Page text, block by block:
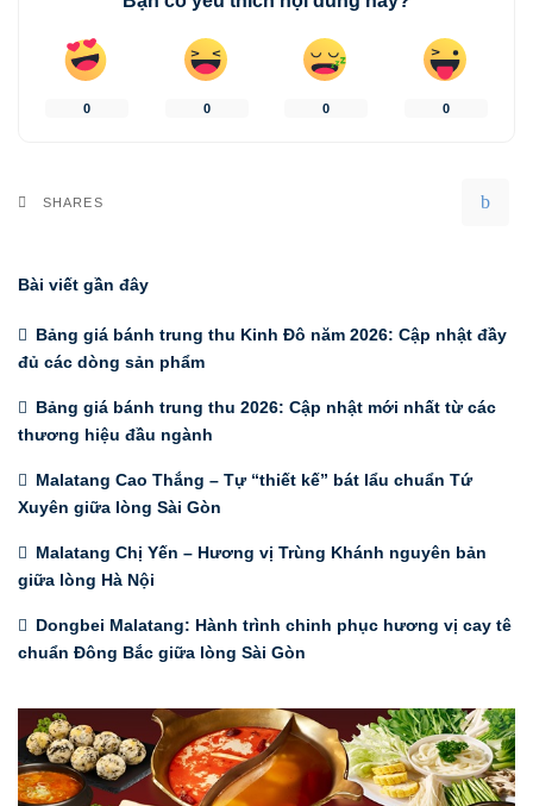
0 0 0 0
SHARES
Bài viết gần đây
Bảng giá bánh trung thu Kinh Đô năm 2026: Cập nhật đầy
đủ các dòng sản phẩm
Bảng giá bánh trung thu 2026: Cập nhật mới nhất từ các
thương hiệu đầu ngành
Malatang Cao Thắng – Tự “thiết kế” bát lẩu chuẩn Tứ
Xuyên giữa lòng Sài Gòn
Malatang Chị Yến – Hương vị Trùng Khánh nguyên bản
giữa lòng Hà Nội
Dongbei Malatang: Hành trình chinh phục hương vị cay tê
chuẩn Đông Bắc giữa lòng Sài Gòn